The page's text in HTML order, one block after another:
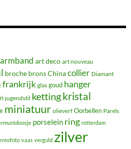
armband art deco art nouveau
broche bronsChinacollier Diamant
frankrijk glas goud hanger
jugendstil kettingkristal
miniatuur olieverf Oorbellen Parels
porselein ring rotterdam
vaas verguld zilver